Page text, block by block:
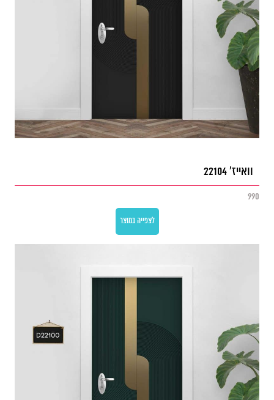
וואייז' 22104
990
לצפייה במוצר